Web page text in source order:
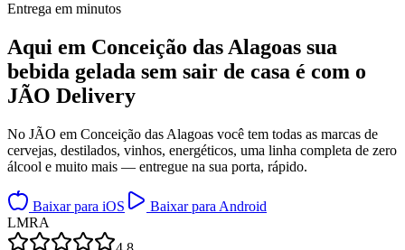
Entrega em minutos
Aqui em Conceição das Alagoas sua
bebida gelada sem sair de casa é com o
JÃO Delivery
No JÃO em Conceição das Alagoas você tem todas as marcas de
cervejas, destilados, vinhos, energéticos, uma linha completa de zero
álcool e muito mais — entregue na sua porta, rápido.
Baixar para iOS
Baixar para Android
LMRA